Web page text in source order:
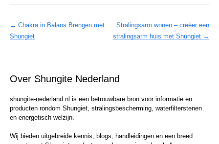
Berichtnavigatie
← Chakra in Balans Brengen met
Shungiet
Stralingsarm wonen – creëer een
stralingsarm huis met Shungiet →
Over Shungite Nederland
shungite-nederland.nl is een betrouwbare bron voor informatie en
producten rondom Shungiet, stralingsbescherming, waterfilterstenen
en energetisch welzijn.
Wij bieden uitgebreide kennis, blogs, handleidingen en een breed